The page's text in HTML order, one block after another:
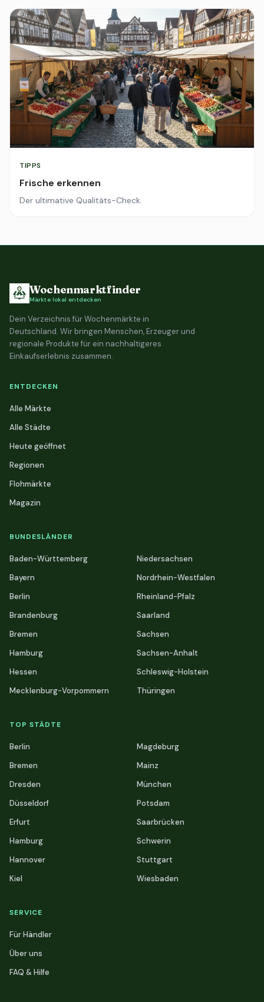
TIPPS
Frische erkennen
Der ultimative Qualitäts-Check.
Wochenmarktfinder
Märkte lokal entdecken
Dein Verzeichnis für Wochenmärkte in
Deutschland. Wir bringen Menschen, Erzeuger und
regionale Produkte für ein nachhaltigeres
Einkaufserlebnis zusammen.
ENTDECKEN
Alle Märkte
Alle Städte
Heute geöffnet
Regionen
Flohmärkte
Magazin
BUNDESLÄNDER
Baden-Württemberg
Bayern
Berlin
Brandenburg
Bremen
Hamburg
Hessen
Mecklenburg-Vorpommern
Niedersachsen
Nordrhein-Westfalen
Rheinland-Pfalz
Saarland
Sachsen
Sachsen-Anhalt
Schleswig-Holstein
Thüringen
TOP STÄDTE
Berlin
Bremen
Dresden
Düsseldorf
Erfurt
Hamburg
Hannover
Kiel
Magdeburg
Mainz
München
Potsdam
Saarbrücken
Schwerin
Stuttgart
Wiesbaden
SERVICE
Für Händler
Über uns
FAQ & Hilfe